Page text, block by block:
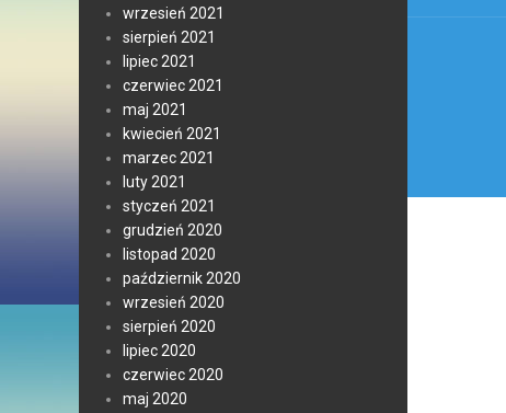
wrzesień 2021
sierpień 2021
lipiec 2021
czerwiec 2021
maj 2021
kwiecień 2021
marzec 2021
luty 2021
styczeń 2021
grudzień 2020
listopad 2020
październik 2020
wrzesień 2020
sierpień 2020
lipiec 2020
czerwiec 2020
maj 2020